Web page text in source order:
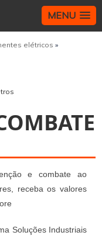
MENU
elétricos»
e combate ao
receba os valores
Soluções Industriais